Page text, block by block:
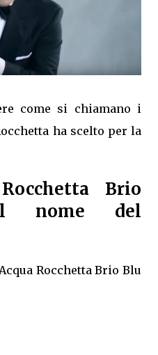
come si chiamano i
ha scelto per la
Brio
nome del
Rocchetta Brio Blu